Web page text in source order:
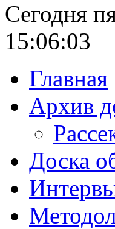
Сегодня
15:06:05
Главная
Архив
Доска